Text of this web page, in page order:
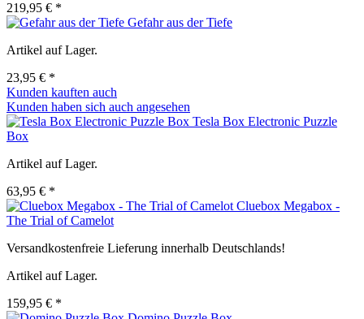
219,95 € *
Gefahr aus der Tiefe
Artikel auf Lager.
23,95 € *
Kunden kauften auch
Kunden haben sich auch angesehen
Tesla Box Electronic Puzzle
Box
Artikel auf Lager.
63,95 € *
Cluebox Megabox -
The Trial of Camelot
Versandkostenfreie Lieferung innerhalb Deutschlands!
Artikel auf Lager.
159,95 € *